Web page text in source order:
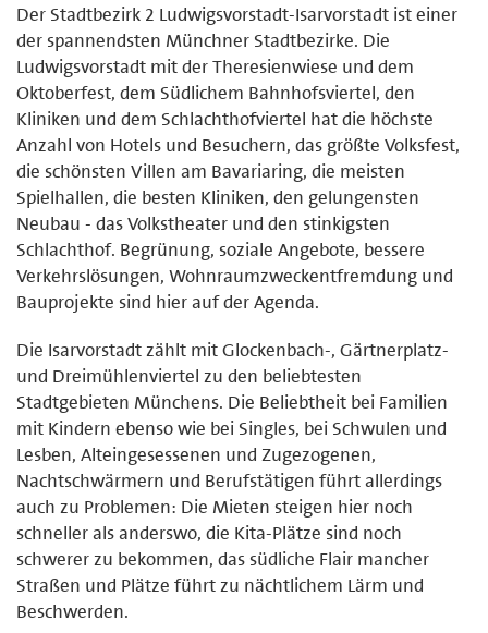
Der Stadtbezirk 2 Ludwigsvorstadt-Isarvorstadt ist einer
der spannendsten Münchner Stadtbezirke. Die
Ludwigsvorstadt mit der Theresienwiese und dem
Oktoberfest, dem Südlichem Bahnhofsviertel, den
Kliniken und dem Schlachthofviertel hat die höchste
Anzahl von Hotels und Besuchern, das größte Volksfest,
die schönsten Villen am Bavariaring, die meisten
Spielhallen, die besten Kliniken, den gelungensten
Neubau - das Volkstheater und den stinkigsten
Schlachthof. Begrünung, soziale Angebote, bessere
Verkehrslösungen, Wohnraumzweckentfremdung und
Bauprojekte sind hier auf der Agenda.
Die Isarvorstadt zählt mit Glockenbach-, Gärtnerplatz-
und Dreimühlenviertel zu den beliebtesten
Stadtgebieten Münchens. Die Beliebtheit bei Familien
mit Kindern ebenso wie bei Singles, bei Schwulen und
Lesben, Alteingesessenen und Zugezogenen,
Nachtschwärmern und Berufstätigen führt allerdings
auch zu Problemen: Die Mieten steigen hier noch
schneller als anderswo, die Kita-Plätze sind noch
schwerer zu bekommen, das südliche Flair mancher
Straßen und Plätze führt zu nächtlichem Lärm und
Beschwerden.